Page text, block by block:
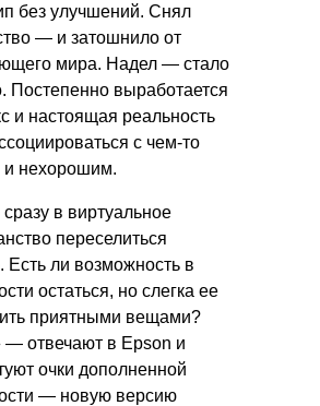
без улучшений. Снял
— и затошнило от
мира. Надел — стало
Постепенно выработается
и настоящая реальность
с чем-то
и нехорошим.
в виртуальное
переселиться
Есть ли возможность в
остаться, но слегка ее
приятными вещами?
— отвечают в Epson и
очки дополненной
— новую версию